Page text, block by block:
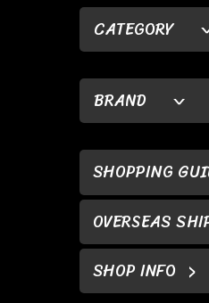
CATEGORY
BRAND
SHOPPING
OVERSEAS
SHOP INFO